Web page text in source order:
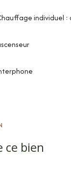
individuel :
ce bien